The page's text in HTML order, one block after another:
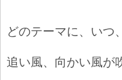
どのテーマに、いつ、
追い風、向かい風が